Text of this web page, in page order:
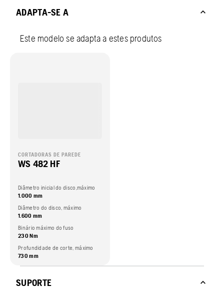
ADAPTA-SE A
Este modelo se adapta a estes produtos
CORTADORAS DE PAREDE
WS 482 HF
Diâmetro inicial do disco,máximo
1.000 mm
Diâmetro do disco, máximo
1.600 mm
Binário máximo do fuso
230 Nm
Profundidade de corte, máximo
730 mm
SUPORTE